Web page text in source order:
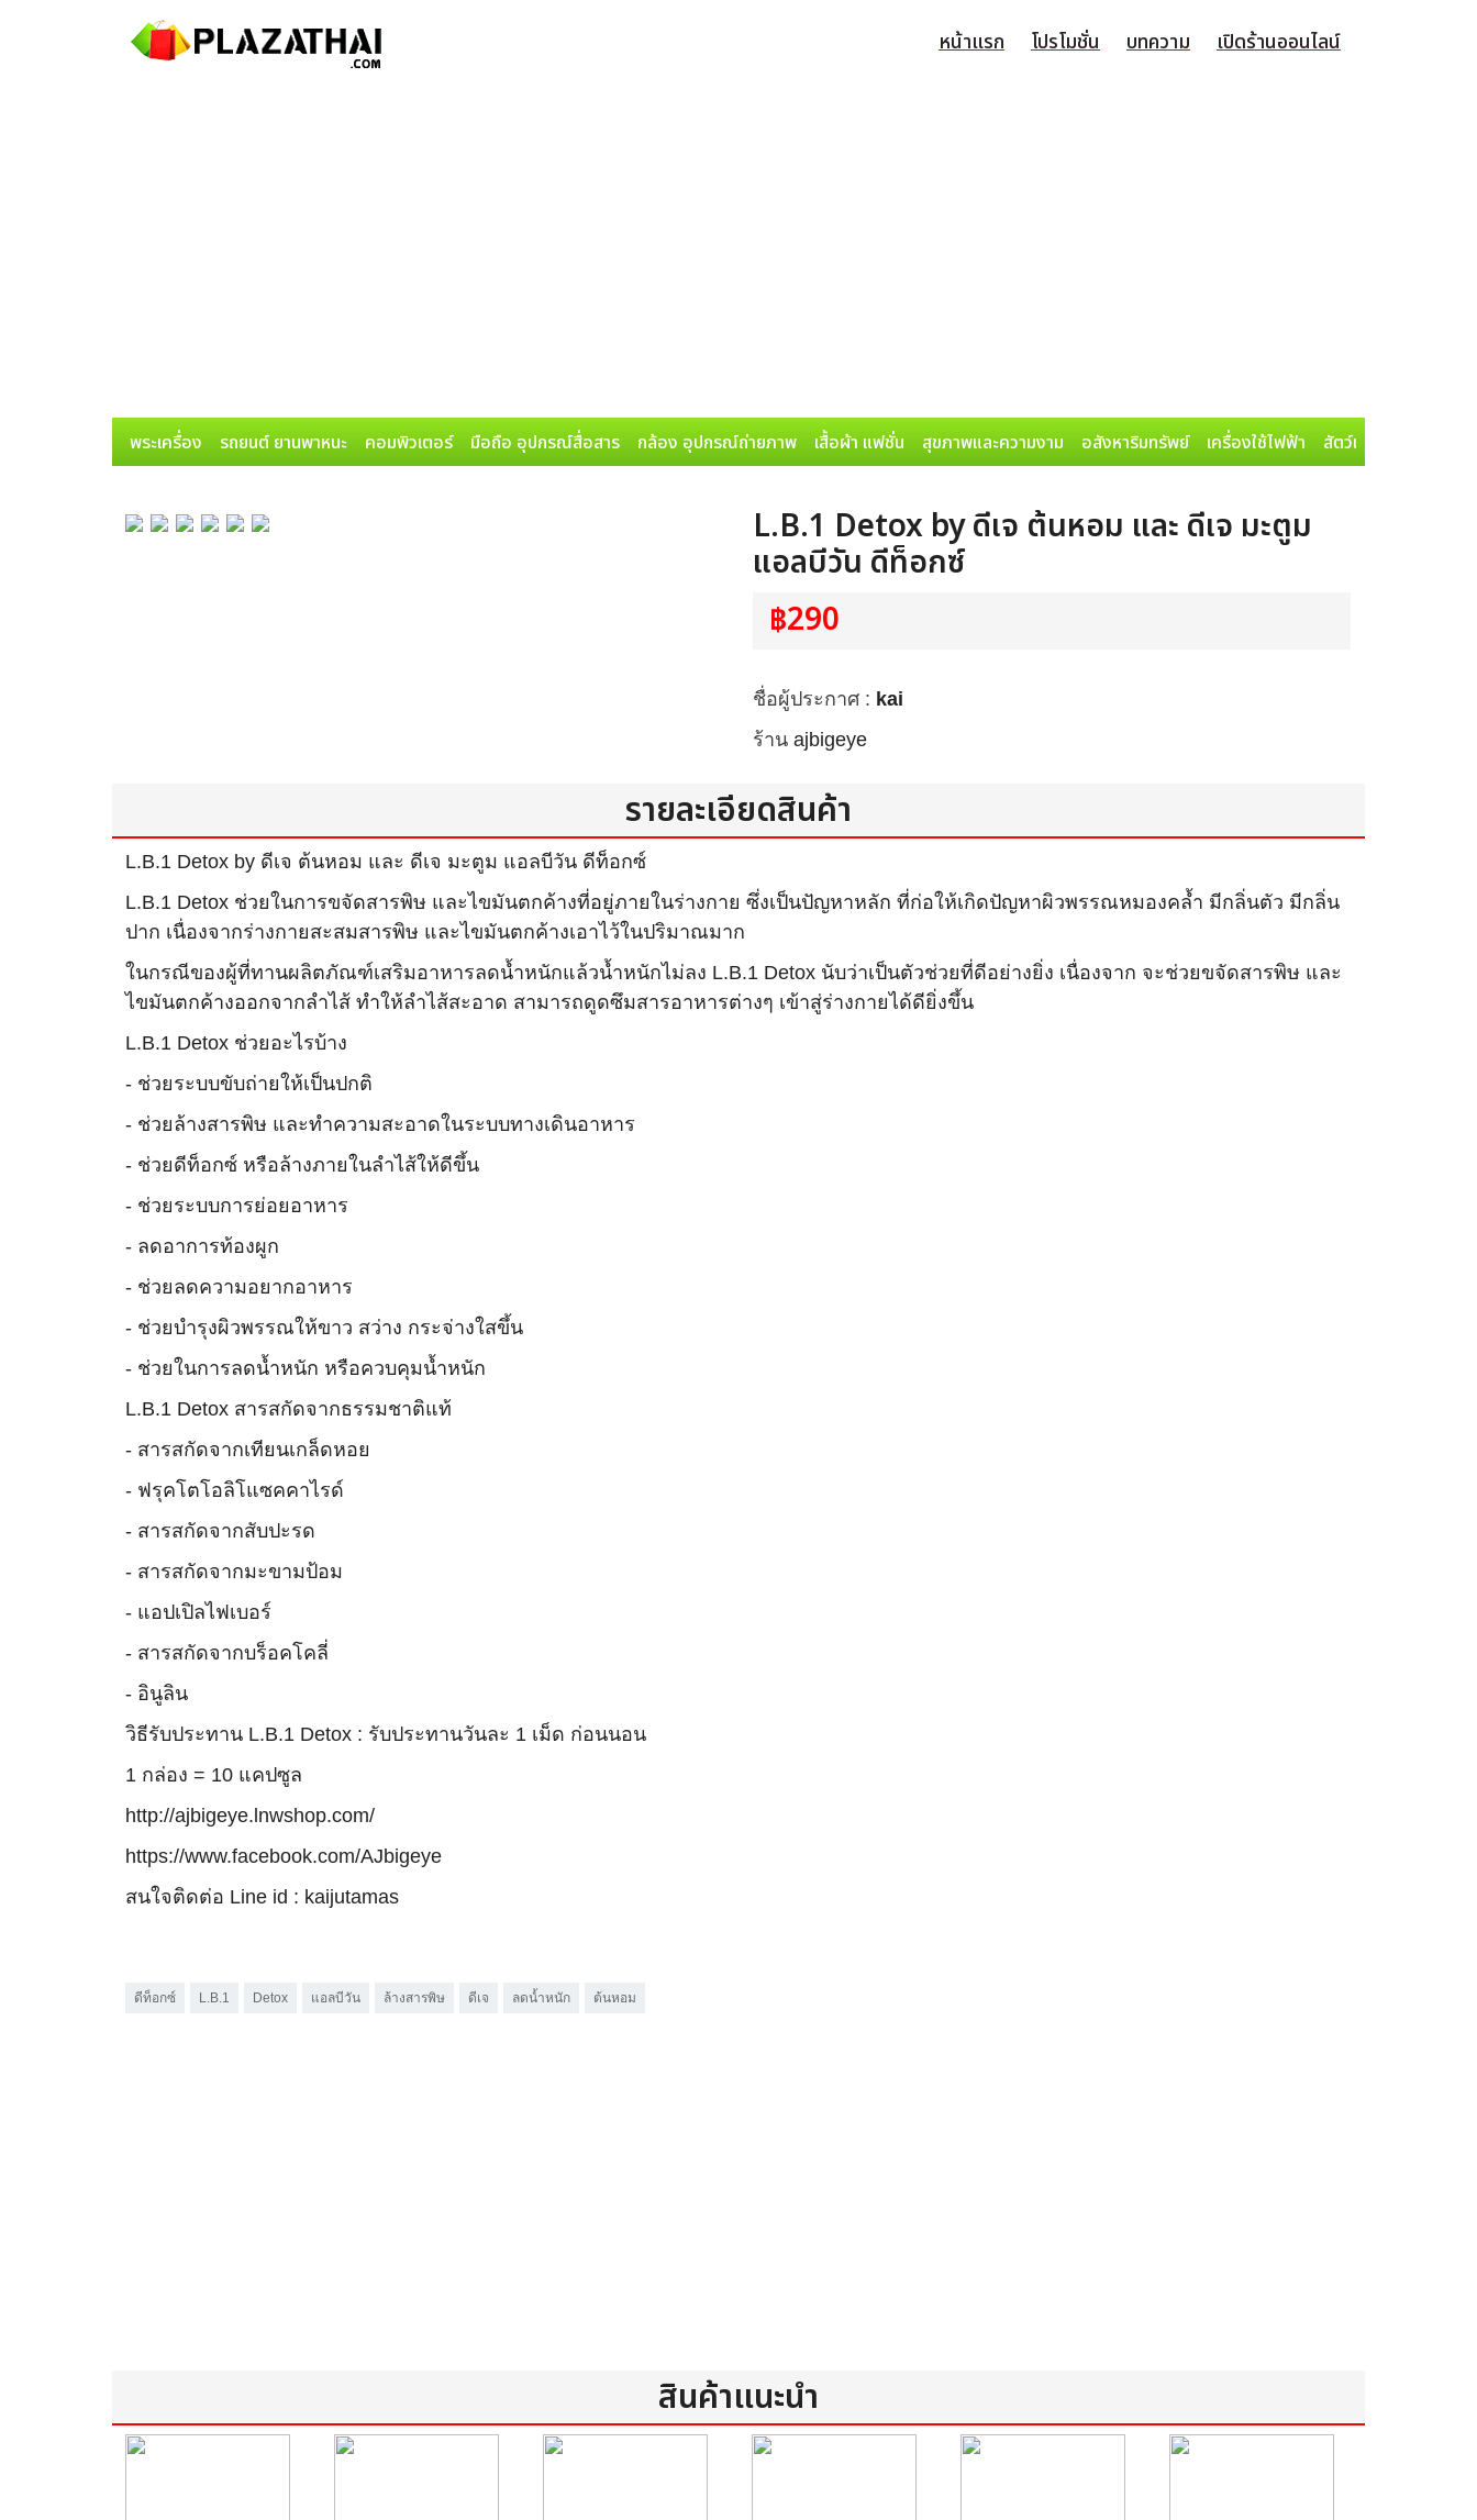
หน้าแรก โปรโมชั่น บทความ เปิดร้านออนไลน์
พระเครื่อง รถยนต์ ยานพาหนะ คอมพิวเตอร์ มือถือ อุปกรณ์สื่อสาร กล้อง อุปกรณ์ถ่ายภาพ เสื้อผ้า แฟชั่น สุขภาพและความงาม อสังหาริมทรัพย์ เครื่องใช้ไฟฟ้า สัตว์เลี้ยง
L.B.1 Detox by ดีเจ ต้นหอม และ ดีเจ มะตูม
แอลบีวัน ดีท็อกซ์
฿290
ชื่อผู้ประกาศ : kai
ร้าน ajbigeye
รายละเอียดสินค้า
L.B.1 Detox by ดีเจ ต้นหอม และ ดีเจ มะตูม แอลบีวัน ดีท็อกซ์
L.B.1 Detox ช่วยในการขจัดสารพิษ และไขมันตกค้างที่อยู่ภายในร่างกาย ซึ่งเป็นปัญหาหลัก ที่ก่อให้เกิดปัญหาผิวพรรณหมองคล้ำ มีกลิ่นตัว มีกลิ่น
ปาก เนื่องจากร่างกายสะสมสารพิษ และไขมันตกค้างเอาไว้ในปริมาณมาก
ในกรณีของผู้ที่ทานผลิตภัณฑ์เสริมอาหารลดน้ำหนักแล้วน้ำหนักไม่ลง L.B.1 Detox นับว่าเป็นตัวช่วยที่ดีอย่างยิ่ง เนื่องจาก จะช่วยขจัดสารพิษ และ
ไขมันตกค้างออกจากลำไส้ ทำให้ลำไส้สะอาด สามารถดูดซึมสารอาหารต่างๆ เข้าสู่ร่างกายได้ดียิ่งขึ้น
L.B.1 Detox ช่วยอะไรบ้าง
- ช่วยระบบขับถ่ายให้เป็นปกติ
- ช่วยล้างสารพิษ และทำความสะอาดในระบบทางเดินอาหาร
- ช่วยดีท็อกซ์ หรือล้างภายในลำไส้ให้ดีขึ้น
- ช่วยระบบการย่อยอาหาร
- ลดอาการท้องผูก
- ช่วยลดความอยากอาหาร
- ช่วยบำรุงผิวพรรณให้ขาว สว่าง กระจ่างใสขึ้น
- ช่วยในการลดน้ำหนัก หรือควบคุมน้ำหนัก
L.B.1 Detox สารสกัดจากธรรมชาติแท้
- สารสกัดจากเทียนเกล็ดหอย
- ฟรุคโตโอลิโแซคคาไรด์
- สารสกัดจากสับปะรด
- สารสกัดจากมะขามป้อม
- แอปเปิลไฟเบอร์
- สารสกัดจากบร็อคโคลี่
- อินูลิน
วิธีรับประทาน L.B.1 Detox : รับประทานวันละ 1 เม็ด ก่อนนอน
1 กล่อง = 10 แคปซูล
http://ajbigeye.lnwshop.com/
https://www.facebook.com/AJbigeye
สนใจติดต่อ Line id : kaijutamas
ดีท็อกซ์ L.B.1 Detox แอลบีวัน ล้างสารพิษ ดีเจ ลดน้ำหนัก ต้นหอม
สินค้าแนะนำ